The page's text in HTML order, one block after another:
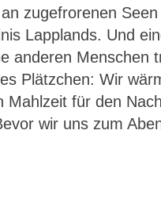
zugefrorenen Seen
Lapplands. Und
anderen Menschen
Plätzchen: Wir
Mahlzeit für den
wir uns zum